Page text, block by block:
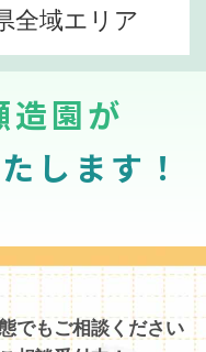
全域エリア
造園が
します！
でもご相談ください